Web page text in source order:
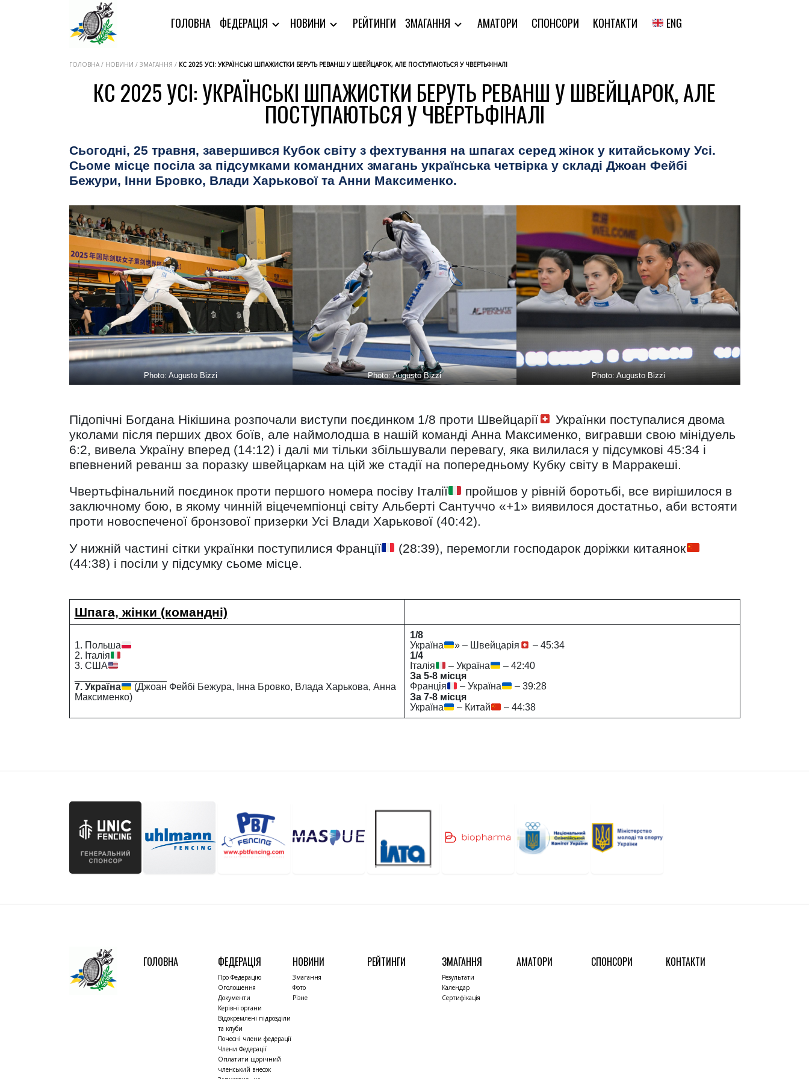
ГОЛОВНА ФЕДЕРАЦІЯ НОВИНИ РЕЙТИНГИ ЗМАГАННЯ АМАТОРИ СПОНСОРИ КОНТАКТИ ENG
ГОЛОВНА / НОВИНИ / ЗМАГАННЯ / КС 2025 УСІ: УКРАЇНСЬКІ ШПАЖИСТКИ БЕРУТЬ РЕВАНШ У ШВЕЙЦАРОК, АЛЕ ПОСТУПАЮТЬСЯ У ЧВЕРТЬФІНАЛІ
КС 2025 УСІ: УКРАЇНСЬКІ ШПАЖИСТКИ БЕРУТЬ РЕВАНШ У ШВЕЙЦАРОК, АЛЕ
ПОСТУПАЮТЬСЯ У ЧВЕРТЬФІНАЛІ
Сьогодні, 25 травня, завершився Кубок світу з фехтування на шпагах серед жінок у китайському Усі.
Сьоме місце посіла за підсумками командних змагань українська четвірка у складі Джоан Фейбі
Бежури, Інни Бровко, Влади Харькової та Анни Максименко.
Photo: Augusto Bizzi Photo: Augusto Bizzi Photo: Augusto Bizzi
Підопічні Богдана Нікішина розпочали виступи поєдинком 1/8 проти Швейцарії
Українки поступалися двома
уколами після перших двох боїв, але наймолодша в нашій команді Анна Максименко, вигравши свою мінідуель
6:2, вивела Україну вперед (14:12) і далі ми тільки збільшували перевагу, яка вилилася у підсумкові 45:34 і
впевнений реванш за поразку швейцаркам на цій же стадії на попередньому Кубку світу в Марракеші.
Чвертьфінальний поєдинок проти першого номера посіву Італії
пройшов у рівній боротьбі, все вирішилося в
заключному бою, в якому чинній віцечемпіонці світу Альберті Сантуччо «+1» виявилося достатньо, аби встояти
проти новоспеченої бронзової призерки Усі Влади Харькової (40:42).
У нижній частині сітки українки поступилися Франції
(28:39), перемогли господарок доріжки китаянок
(44:38) і посіли у підсумку сьоме місце.
Шпага, жінки (командні)
1. Польша
2. Італія
3. США
7. Україна
(Джоан Фейбі Бежура, Інна Бровко, Влада Харькова, Анна
Максименко)
1/8
Україна
» – Швейцарія
– 45:34
1/4
Італія
– Україна
– 42:40
За 5-8 місця
Франція
– Україна
– 39:28
За 7-8 місця
Україна
– Китай – 44:38
ГОЛОВНА ФЕДЕРАЦІЯ
Про Федерацію
Оголошення
Документи
Керівні органи
Відокремлені підрозділи
та клуби
Почесні члени федерації
Члени Федерації
Оплатити щорічний
членський внесок
НОВИНИ
Змагання
Фото
Різне
РЕЙТИНГИ ЗМАГАННЯ
Результати
Календар
Сертифікація
АМАТОРИ СПОНСОРИ КОНТАКТИ